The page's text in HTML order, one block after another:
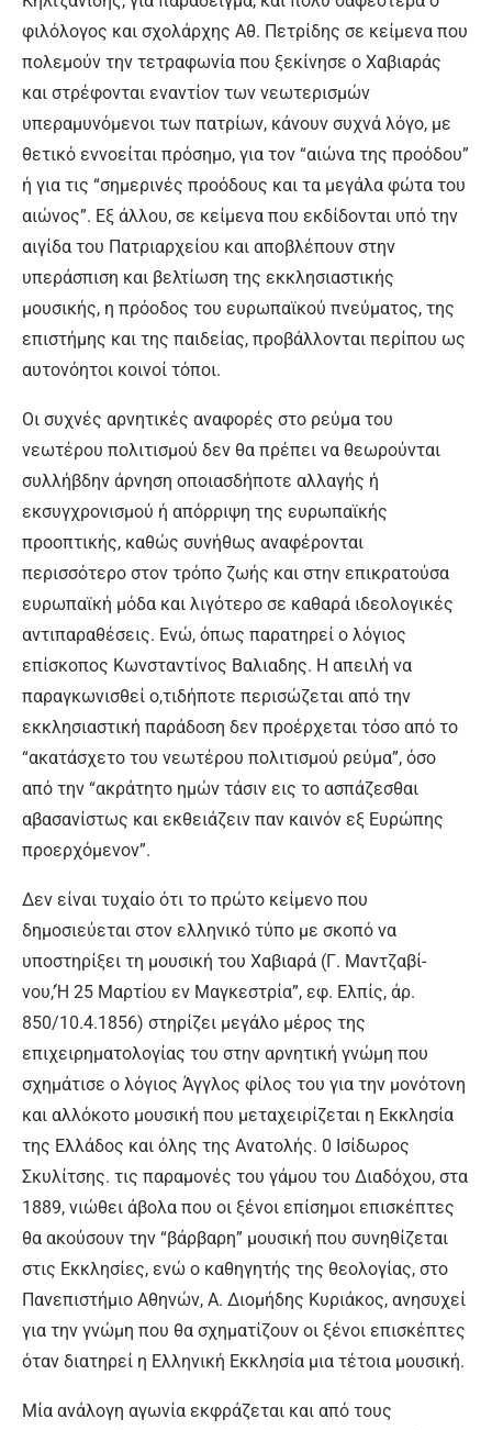
φιλόλογος και σχολάρχης Αθ. Πετρίδης σε κείμενα που
πολεμούν την τετραφωνία που ξεκίνησε ο Χαβιαράς
και στρέφονται εναντίον των νεωτερισμών
υπεραμυνόμενοι των πατρίων, κάνουν συχνά λόγο, με
θετικό εννοείται πρόσημο, για τον “αιώνα της προόδου”
ή για τις “σημερινές προόδους και τα μεγάλα φώτα του
αιώνος”. Εξ άλλου, σε κείμενα που εκδίδονται υπό την
αιγίδα του Πατριαρχείου και αποβλέπουν στην
υπεράσπιση και βελτίωση της εκκλησιαστικής
μουσικής, η πρόοδος του ευρωπαϊκού πνεύματος, της
επιστήμης και της παιδείας, προβάλλονται περίπου ως
αυτονόητοι κοινοί τόποι.
Οι συχνές αρνητικές αναφορές στο ρεύμα του
νεωτέρου πολιτισμού δεν θα πρέπει να θεωρούνται
συλλήβδην άρνηση οποιασδήποτε αλλαγής ή
εκσυγχρονισμού ή απόρριψη της ευρωπαϊκής
προοπτικής, καθώς συνήθως αναφέρονται
περισσότερο στον τρόπο ζωής και στην επικρατούσα
ευρωπαϊκή μόδα και λιγότερο σε καθαρά ιδεολογικές
αντιπαραθέσεις. Ενώ, όπως παρατηρεί ο λόγιος
επίσκοπος Κωνσταντίνος Βαλιαδης. Η απειλή να
παραγκωνισθεί ο,τιδήποτε περισώζεται από την
εκκλησιαστική παράδοση δεν προέρχεται τόσο από το
“ακατάσχετο του νεωτέρου πολιτισμού ρεύμα”, όσο
από την “ακράτητο ημών τάσιν εις το ασπάζεσθαι
αβασανίστως και εκθειάζειν παν καινόν εξ Ευρώπης
προερχόμενον”.
Δεν είναι τυχαίο ότι το πρώτο κείμενο που
δημοσιεύεται στον ελληνικό τύπο με σκοπό να
υποστηρίξει τη μουσική του Χαβιαρά (Γ. Μαντζαβί-
νου,’Ή 25 Μαρτίου εν Μαγκεστρία”, εφ. Ελπίς, άρ.
850/10.4.1856) στηρίζει μεγάλο μέρος της
επιχειρηματολογίας του στην αρνητική γνώμη που
σχημάτισε ο λόγιος Άγγλος φίλος του για την μονότονη
και αλλόκοτο μουσική που μεταχειρίζεται η Εκκλησία
της Ελλάδος και όλης της Ανατολής. 0 Ισίδωρος
Σκυλίτσης. τις παραμονές του γάμου του Διαδόχου, στα
1889, νιώθει άβολα που οι ξένοι επίσημοι επισκέπτες
θα ακούσουν την “βάρβαρη” μουσική που συνηθίζεται
στις Εκκλησίες, ενώ ο καθηγητής της θεολογίας, στο
Πανεπιστήμιο Αθηνών, Α. Διομήδης Κυριάκος, ανησυχεί
για την γνώμη που θα σχηματίζουν οι ξένοι επισκέπτες
όταν διατηρεί η Ελληνική Εκκλησία μια τέτοια μουσική.
Μία ανάλογη αγωνία εκφράζεται και από τους